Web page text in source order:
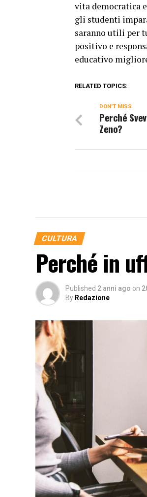
vita democratica
gli studenti
saranno utili per
positivo e
educativo
RELATED TOPICS:
DON'T MISS
Perché
Zeno?
CULTURA
Perché in
Published 2 anni ago on
By Redazione